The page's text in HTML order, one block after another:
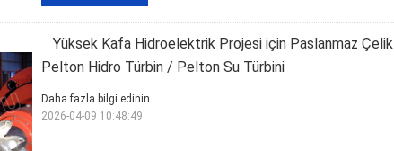
Yüksek Kafa Hidroelektrik Projesi için Paslanmaz
Pelton Hidro Türbin / Pelton Su Türbini
Daha fazla bilgi edinin
2026-04-09 10:48:49